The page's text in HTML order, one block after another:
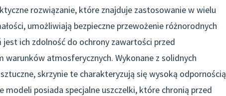
rozwiązanie, które znajduje zastosowanie w wielu
umożliwiają bezpieczne przewożenie różnorodnych
ich zdolność do ochrony zawartości przed
warunków atmosferycznych. Wykonane z solidnych
skrzynie te charakteryzują się wysoką odpornością
posiada specjalne uszczelki, które chronią przed